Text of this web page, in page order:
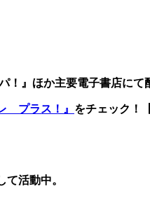
！』ほか主要電子書店に
プラス！』 をチェック！
活動中。